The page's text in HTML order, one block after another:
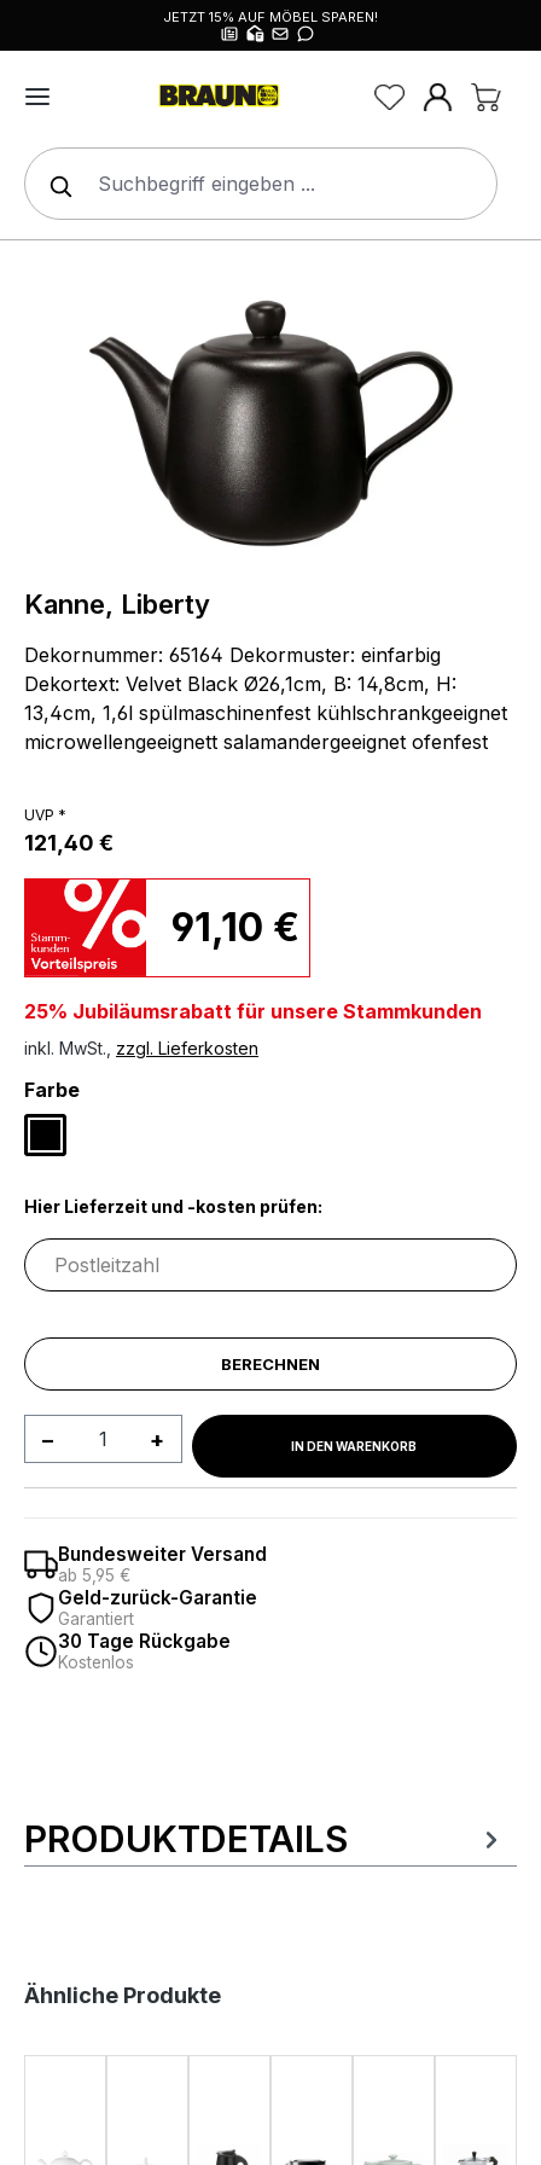
JETZT 15% AUF MÖBEL SPAREN!
Bildergalerie überspringen
Kanne, Liberty
Dekornummer: 65164 Dekormuster: einfarbig
Dekortext: Velvet Black Ø26,1cm, B: 14,8cm, H:
13,4cm, 1,6l spülmaschinenfest kühlschrankgeeignet
microwellengeeignett salamandergeeignet ofenfest
UVP *
121,40 €
91,10 €
25% Jubiläumsrabatt für unsere Stammkunden
inkl. MwSt., zzgl. Lieferkosten
Farbeauswählen
Schwarz
Hier Lieferzeit und -kosten prüfen:
BERECHNEN
Produkt Anzahl: Gib denIN DEN WARENKORB
Bundesweiter Versand
ab 5,95 €
Geld-zurück-Garantie
Garantiert
30 Tage Rückgabe
Kostenlos
Produktinformationen
PRODUKTDETAILS
Produktgalerie überspringen
Ähnliche Produkte